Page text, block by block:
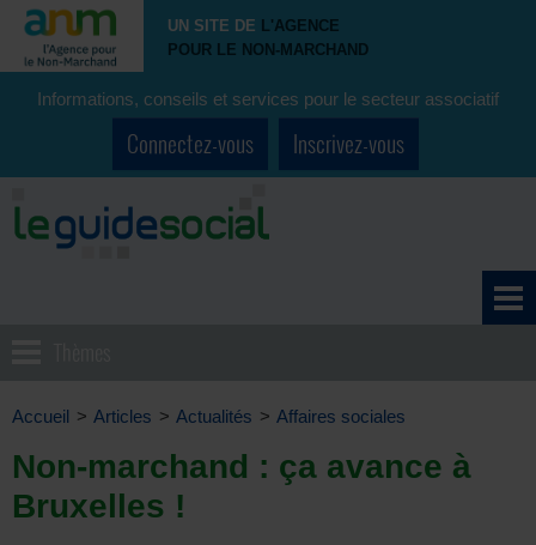
UN SITE DE L'AGENCE
POUR LE NON-MARCHAND
Informations, conseils et services pour le secteur associatif
Connectez-vous Inscrivez-vous
Accueil > Articles > Actualités > Affaires sociales
Non-marchand : ça avance à
Bruxelles !